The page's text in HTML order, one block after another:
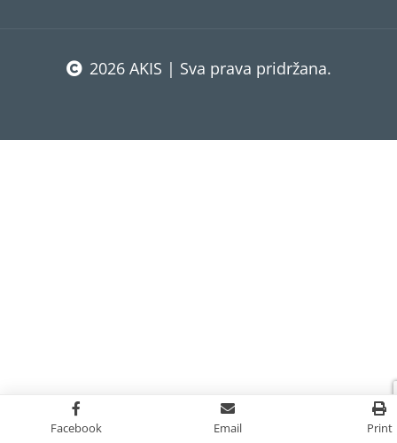
Facebook Email Print
2026 AKIS | Sva prava pridržana.